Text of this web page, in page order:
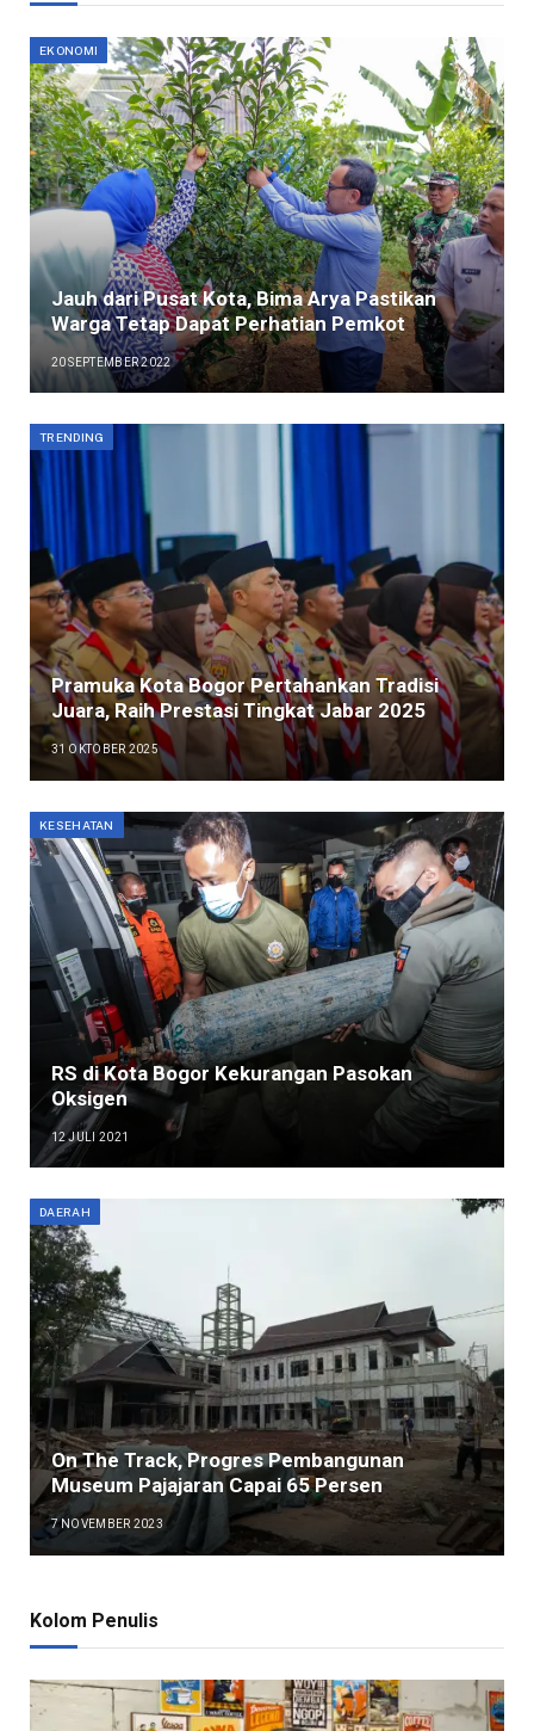
EKONOMI
Jauh dari Pusat Kota, Bima Arya Pastikan
Warga Tetap Dapat Perhatian Pemkot
20 SEPTEMBER 2022
TRENDING
Pramuka Kota Bogor Pertahankan Tradisi
Juara, Raih Prestasi Tingkat Jabar 2025
31 OKTOBER 2025
KESEHATAN
RS di Kota Bogor Kekurangan Pasokan
Oksigen
12 JULI 2021
DAERAH
On The Track, Progres Pembangunan
Museum Pajajaran Capai 65 Persen
7 NOVEMBER 2023
Kolom Penulis